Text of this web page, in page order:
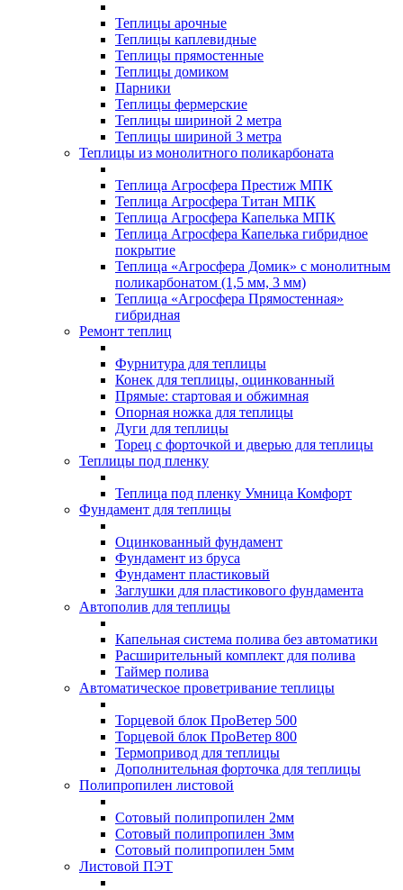
Теплицы арочные
Теплицы каплевидные
Теплицы прямостенные
Теплицы домиком
Парники
Теплицы фермерские
Теплицы шириной 2 метра
Теплицы шириной 3 метра
Теплицы из монолитного поликарбоната
Теплица Агросфера Престиж МПК
Теплица Агросфера Титан МПК
Теплица Агросфера Капелька МПК
Теплица Агросфера Капелька гибридное
покрытие
Теплица «Агросфера Домик» с монолитным
поликарбонатом (1,5 мм, 3 мм)
Теплица «Агросфера Прямостенная»
гибридная
Ремонт теплиц
Фурнитура для теплицы
Конек для теплицы, оцинкованный
Прямые: стартовая и обжимная
Опорная ножка для теплицы
Дуги для теплицы
Торец с форточкой и дверью для теплицы
Теплицы под пленку
Теплица под пленку Умница Комфорт
Фундамент для теплицы
Оцинкованный фундамент
Фундамент из бруса
Фундамент пластиковый
Заглушки для пластикового фундамента
Автополив для теплицы
Капельная система полива без автоматики
Расширительный комплект для полива
Таймер полива
Автоматическое проветривание теплицы
Торцевой блок ПроВетер 500
Торцевой блок ПроВетер 800
Термопривод для теплицы
Дополнительная форточка для теплицы
Полипропилен листовой
Сотовый полипропилен 2мм
Сотовый полипропилен 3мм
Сотовый полипропилен 5мм
Листовой ПЭТ